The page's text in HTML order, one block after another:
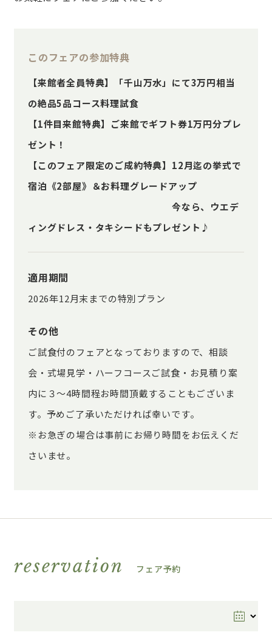
このフェアの参加特典
【来館者全員特典】「千山万水」にて3万円相当
の絶品5品コース料理試食
【1件目来館特典】ご来館でギフト券1万円分プレ
ゼント！
【このフェア限定のご成約特典】12月迄の挙式で
宿泊《2部屋》＆お料理グレードアップ
今なら、ウエデ
ィングドレス・タキシードもプレゼント♪
適用期間
2026年12月末までの特別プラン
その他
ご試食付のフェアとなっておりますので、相談
会・式場見学・ハーフコースご試食・お見積り案
内に３～4時間程お時間頂戴することもございま
す。予めご了承いただければ幸いです。
※お急ぎの場合は事前にお帰り時間をお伝えくだ
さいませ。
reservation フェア予約